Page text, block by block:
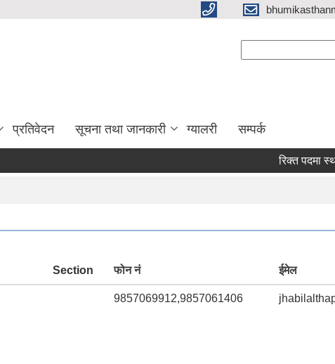
प्रतिवेदन सूचना तथा जानकारी ग्यालरी सम्पर्क
रिक्त पदमा स्थायी
Section फोन नं ईमेल
9857069912,9857061406